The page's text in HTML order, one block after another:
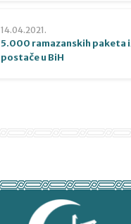
14.04.2021.
5.000 ramazanskih paketa
postače u BiH